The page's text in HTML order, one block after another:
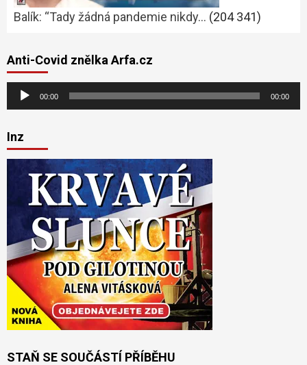
Balík: “Tady žádná pandemie nikdy… (204 341)
Anti-Covid znělka Arfa.cz
Audio
přehrávač
00:00 00:00
Inz
STAŇ SE SOUČÁSTÍ PŘÍBĚHU